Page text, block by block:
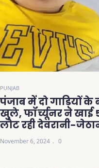
PUNJAB
पंजाब में दो गाड़ियों के
खुले, फॉर्च्यूनर ने खाई 5
लौट रही देवरानी-
November 6, 2024 0